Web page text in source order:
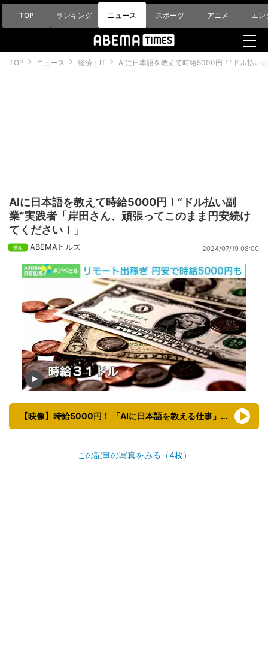
TOP ランキング ニュース スポーツ アニメ エン
TOP ニュース 経済・IT AIに日本語を教えて時給5000円！“ドル払い
AIに日本語を教えて時給5000円！“ドル払い副
業”実践者「岸田さん、頑張ってこのまま円安続け
てください！」
ABEMAヒルズ 2024/07/19 08:00
【映像】時給5000円！ 「AIに日本語を教える仕事」とは？
この記事の写真をみる（4枚）